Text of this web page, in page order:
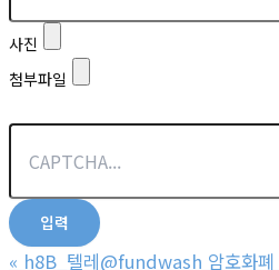
사진
첨부파일
« h8B_텔레@fundwash 암호화폐